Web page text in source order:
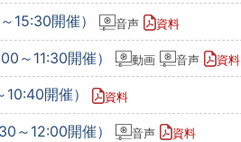
15:30開催） 音声 資料
～11:30開催） 動画 音声 資料
開催） 資料
～12:00開催） 音声 資料